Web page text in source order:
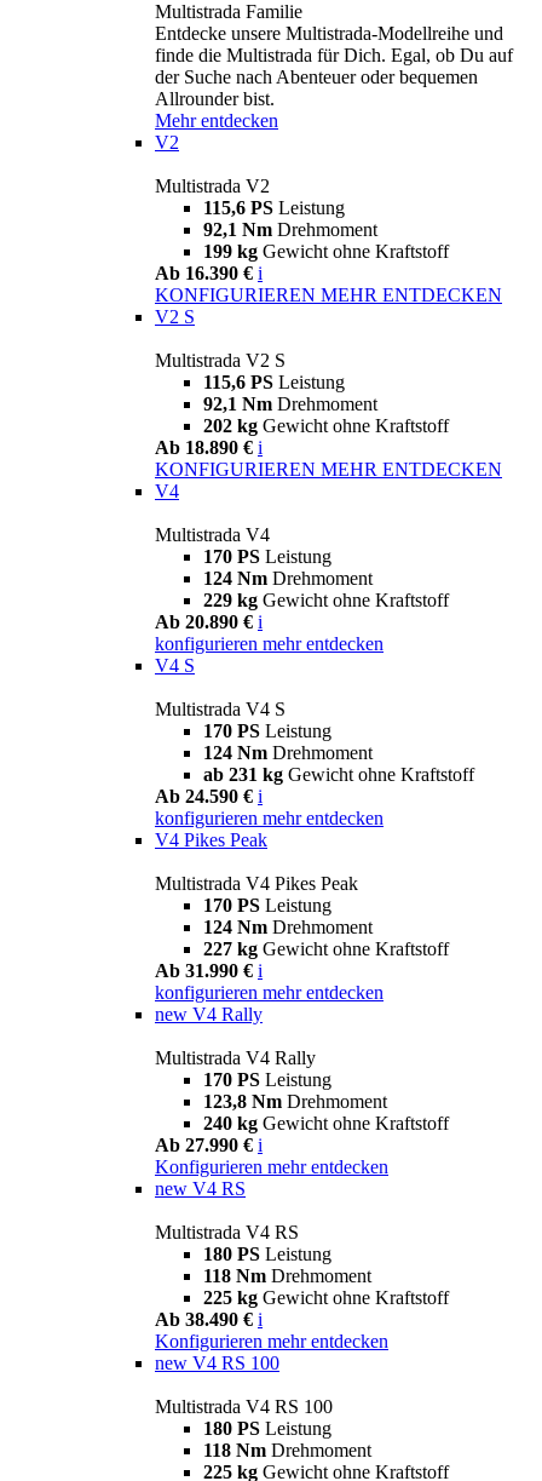
Multistrada Familie
Entdecke unsere Multistrada-Modellreihe und
finde die Multistrada für Dich. Egal, ob Du auf
der Suche nach Abenteuer oder bequemen
Allrounder bist.
Mehr entdecken
V2
Multistrada V2
115,6 PS Leistung
92,1 Nm Drehmoment
199 kg Gewicht ohne Kraftstoff
Ab 16.390 € i
KONFIGURIEREN MEHR ENTDECKEN
V2 S
Multistrada V2 S
115,6 PS Leistung
92,1 Nm Drehmoment
202 kg Gewicht ohne Kraftstoff
Ab 18.890 € i
KONFIGURIEREN MEHR ENTDECKEN
V4
Multistrada V4
170 PS Leistung
124 Nm Drehmoment
229 kg Gewicht ohne Kraftstoff
Ab 20.890 € i
konfigurieren mehr entdecken
V4 S
Multistrada V4 S
170 PS Leistung
124 Nm Drehmoment
ab 231 kg Gewicht ohne Kraftstoff
Ab 24.590 € i
konfigurieren mehr entdecken
V4 Pikes Peak
Multistrada V4 Pikes Peak
170 PS Leistung
124 Nm Drehmoment
227 kg Gewicht ohne Kraftstoff
Ab 31.990 € i
konfigurieren mehr entdecken
new V4 Rally
Multistrada V4 Rally
170 PS Leistung
123,8 Nm Drehmoment
240 kg Gewicht ohne Kraftstoff
Ab 27.990 € i
Konfigurieren mehr entdecken
new V4 RS
Multistrada V4 RS
180 PS Leistung
118 Nm Drehmoment
225 kg Gewicht ohne Kraftstoff
Ab 38.490 € i
Konfigurieren mehr entdecken
new V4 RS 100
Multistrada V4 RS 100
180 PS Leistung
118 Nm Drehmoment
225 kg Gewicht ohne Kraftstoff